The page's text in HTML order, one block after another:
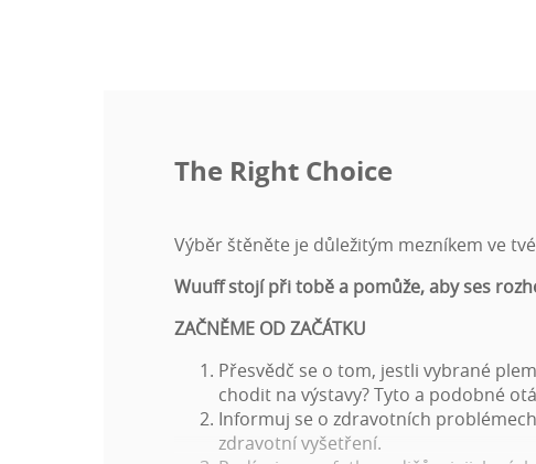
The Right Choice
Výběr štěněte je důležitým mezníkem ve
Wuuff stojí při tobě a pomůže, aby ses
ZAČNĚME OD ZAČÁTKU
Přesvědč se o tom, jestli vybrané
chodit na výstavy? Tyto a podobné
Informuj se o zdravotních
zdravotní vyšetření.